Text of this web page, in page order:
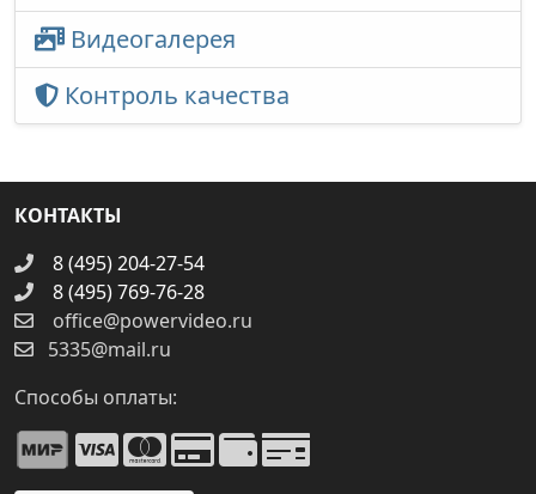
Видеогалерея
Контроль качества
КОНТАКТЫ
8 (495) 204-27-54
8 (495) 769-76-28
office@powervideo.ru
5335@mail.ru
Способы оплаты: